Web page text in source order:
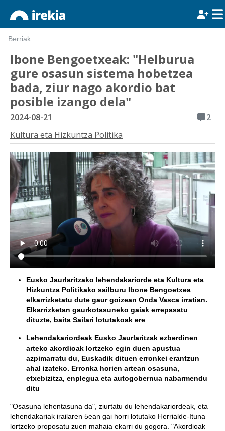
Berriak
Ibone Bengoetxeak: "Helburua
gure osasun sistema hobetzea
bada, ziur nago akordio bat
posible izango dela"
2024-08-21
2
Kultura eta Hizkuntza Politika
Eusko Jaurlaritzako lehendakariorde eta Kultura eta
Hizkuntza Politikako sailburu Ibone Bengoetxea
elkarrizketatu dute gaur goizean Onda Vasca irratian.
Elkarrizketan gaurkotasuneko gaiak errepasatu
dituzte, baita Sailari lotutakoak ere
Lehendakariordeak Eusko Jaurlaritzak ezberdinen
arteko akordioak lortzeko egin duen apustua
azpimarratu du, Euskadik dituen erronkei erantzun
ahal izateko. Erronka horien artean osasuna,
etxebizitza, enplegua eta autogobernua nabarmendu
ditu
"Osasuna lehentasuna da", ziurtatu du lehendakariordeak, eta
lehendakariak irailaren 5ean gai horri lotutako Herrialde-Ituna
lortzeko proposatu zuen mahaia ekarri du gogora. "Akordioak